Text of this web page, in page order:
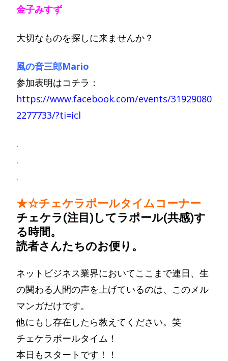
金子みすず
大切なものを探しに来ませんか？
風の音三郎Mario
参加表明はコチラ：
https://www.facebook.com/events/31929080
2277733/?ti=icl
.
.
.
★☆チェケラポールタイムコーナー
チェケラ(注目)してラポール(共感)す
る時間。
読者さんたちのお便り。
ネットビジネス業界においてここまで連日、生
の関わる人間の声を上げているのは、このメル
マンガだけです。
他にもし存在したら教えてください。笑
チェケラポールタイム！
本日もスタートです！！